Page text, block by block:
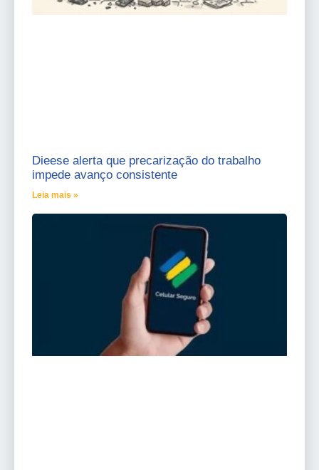
Dieese alerta que precarização do trabalho
impede avanço consistente
Leia mais »